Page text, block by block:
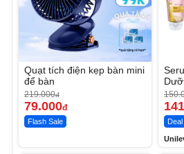
Quạt tích điện kẹp bàn mini
để bàn
219.000đ
79.000đ
Flash Sale